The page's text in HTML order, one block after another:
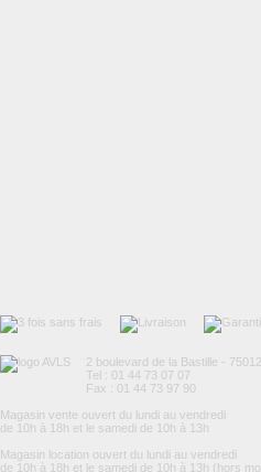
2 boulevard de la Bastille -
Tel : 01 44 73 07 07
Fax : 01 44 73 97 90
Magasin vente ouvert du lundi au vendredi
de 10h à 18h et le samedi de 10h à 13h
Magasin location ouvert du lundi au vendredi
de 10h à 18h et le samedi de 10h à 13h (hors